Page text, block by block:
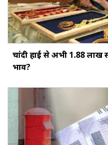
चांदी हाई से अभी ₹1.88
भाव?